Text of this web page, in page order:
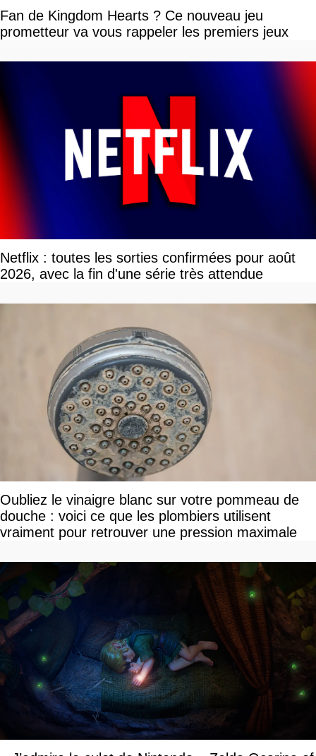
Fan de Kingdom Hearts ? Ce nouveau jeu
prometteur va vous rappeler les premiers jeux
Netflix : toutes les sorties confirmées pour août
2026, avec la fin d'une série très attendue
Oubliez le vinaigre blanc sur votre pommeau de
douche : voici ce que les plombiers utilisent
vraiment pour retrouver une pression maximale